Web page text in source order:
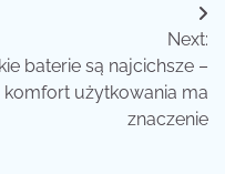
Next:
baterie są najcichsze –
komfort użytkowania ma
znaczenie